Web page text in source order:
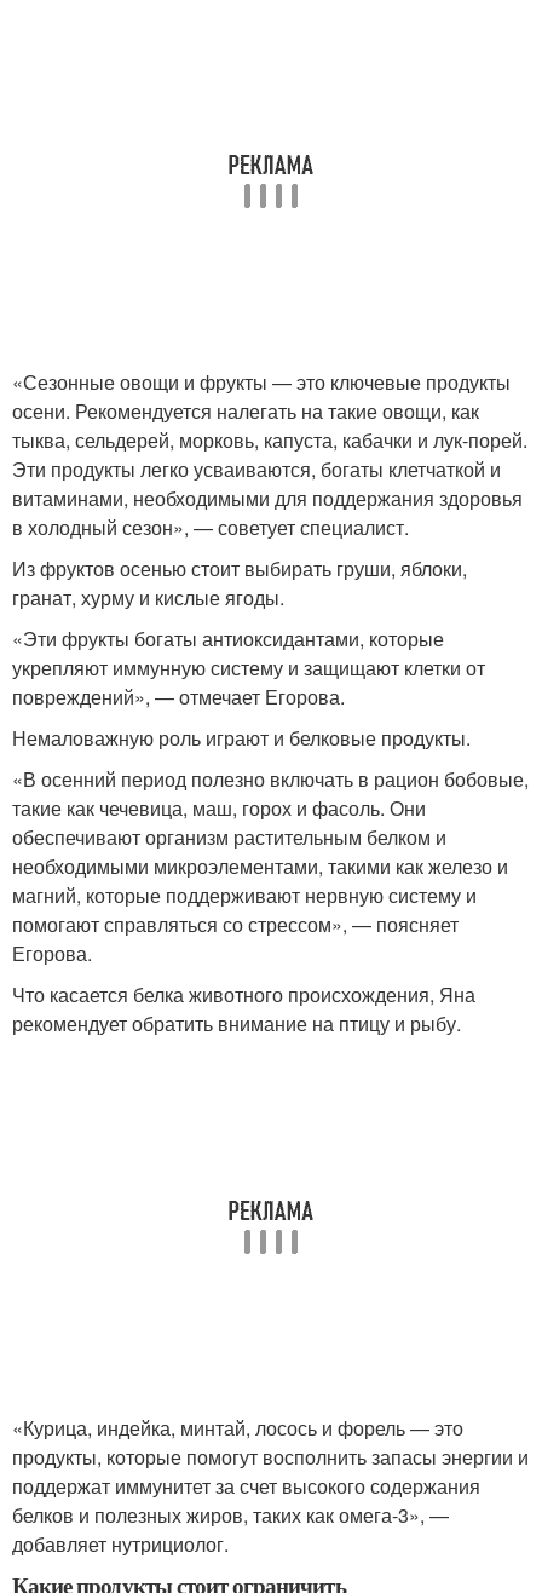
«Сезонные овощи и фрукты — это ключевые продукты
осени. Рекомендуется налегать на такие овощи, как
тыква, сельдерей, морковь, капуста, кабачки и лук-порей.
Эти продукты легко усваиваются, богаты клетчаткой и
витаминами, необходимыми для поддержания здоровья
в холодный сезон», — советует специалист.
Из фруктов осенью стоит выбирать груши, яблоки,
гранат, хурму и кислые ягоды.
«Эти фрукты богаты антиоксидантами, которые
укрепляют иммунную систему и защищают клетки от
повреждений», — отмечает Егорова.
Немаловажную роль играют и белковые продукты.
«В осенний период полезно включать в рацион бобовые,
такие как чечевица, маш, горох и фасоль. Они
обеспечивают организм растительным белком и
необходимыми микроэлементами, такими как железо и
магний, которые поддерживают нервную систему и
помогают справляться со стрессом», — поясняет
Егорова.
Что касается белка животного происхождения, Яна
рекомендует обратить внимание на птицу и рыбу.
«Курица, индейка, минтай, лосось и форель — это
продукты, которые помогут восполнить запасы энергии и
поддержат иммунитет за счет высокого содержания
белков и полезных жиров, таких как омега-3», —
добавляет нутрициолог.
Какие продукты стоит ограничить